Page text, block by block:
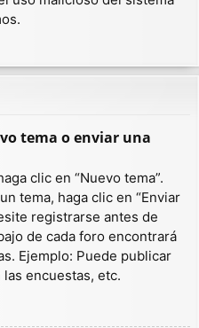
tema o enviar una
clic en “Nuevo tema”.
tema, haga clic en “Enviar
registrarse antes de
de cada foro encontrará
Ejemplo: Puede publicar
encuestas, etc.